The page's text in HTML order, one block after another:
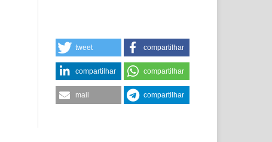
tweet compartilhar
compartilhar compartilhar
mail compartilhar